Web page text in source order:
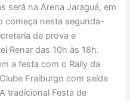
será na Arena Jaraguá, em
começa nesta segunda-
de prova e
Renar das 10h às 18h.
a festa com o Rally da
Fraiburgo com saída
tradicional Festa de